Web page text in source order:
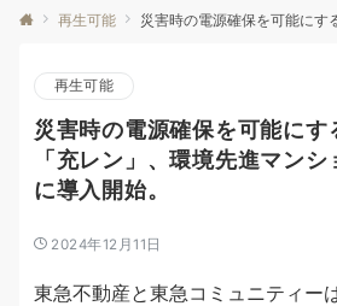
再生可能 災害時の電源確保を可能にする新サービス「充レン」
再生可能
災害時の電源確保を可能にす
「充レン」、環境先進マンシ
に導入開始。
2024年12月11日
東急不動産と東急コミュニティー